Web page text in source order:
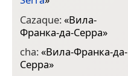
Cazaque:«Вила-
Франка-да-Серра»
cha:«Вила-Франка-да-
Серра»